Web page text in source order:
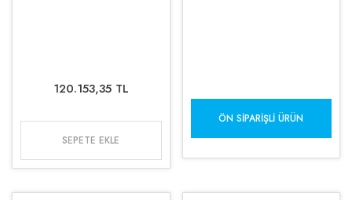
120.153,35 TL
SEPETE EKLE
ÖN SIPARIŞLI ÜRÜN